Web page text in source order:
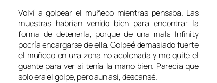
Volví a golpear el muñeco mientras pensaba. Las
muestras habrían venido bien para encontrar la
forma de detenerla, porque de una mala Infinity
podría encargarse de ella. Golpeé demasiado fuerte
el muñeco en una zona no acolchada y me quité el
guante para ver si tenía la mano bien. Parecía que
solo era el golpe, pero aun así, descansé.